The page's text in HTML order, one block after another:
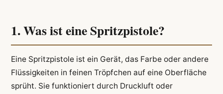
1. Was ist eine Spritzpistole?
Eine Spritzpistole ist ein Gerät, das Farbe oder andere
Flüssigkeiten in feinen Tröpfchen auf eine Oberfläche
sprüht. Sie funktioniert durch Druckluft oder